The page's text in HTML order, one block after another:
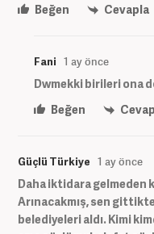
Beğen
Cevapla
Fani 1 ay önce
Dwmekki birileri ona
Beğen
Güçlü Türkiye 1 ay önce
Daha iktidara gelmeden
Arınacakmış, sen
belediyeleri aldı. Kimi